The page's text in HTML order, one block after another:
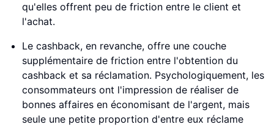
qu'elles offrent peu de friction entre le client et
l'achat.
Le cashback, en revanche, offre une couche
supplémentaire de friction entre l'obtention du
cashback et sa réclamation. Psychologiquement, les
consommateurs ont l'impression de réaliser de
bonnes affaires en économisant de l'argent, mais
seule une petite proportion d'entre eux réclame